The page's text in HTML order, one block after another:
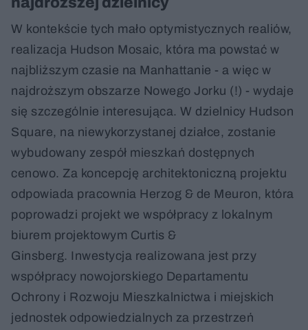
W kontekście tych mało optymistycznych realiów,
realizacja Hudson Mosaic, która ma powstać w
najbliższym czasie na Manhattanie - a więc w
najdroższym obszarze Nowego Jorku (!) - wydaje
się szczególnie interesująca. W dzielnicy Hudson
Square, na niewykorzystanej działce, zostanie
wybudowany zespół mieszkań dostępnych
cenowo. Za koncepcję architektoniczną projektu
odpowiada pracownia Herzog & de Meuron, która
poprowadzi projekt we współpracy z lokalnym
biurem projektowym Curtis &
Ginsberg. Inwestycja realizowana jest przy
współpracy nowojorskiego Departamentu
Ochrony i Rozwoju Mieszkalnictwa i miejskich
jednostek odpowiedzialnych za przestrzeń